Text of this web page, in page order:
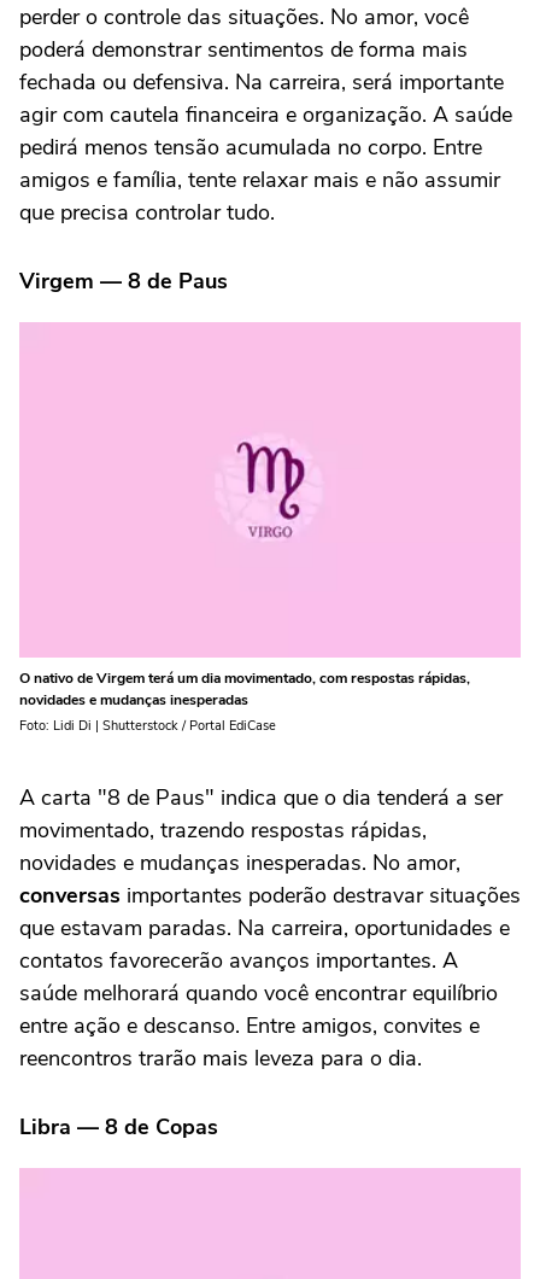
perder o controle das situações. No amor, você
poderá demonstrar sentimentos de forma mais
fechada ou defensiva. Na carreira, será importante
agir com cautela financeira e organização. A saúde
pedirá menos tensão acumulada no corpo. Entre
amigos e família, tente relaxar mais e não assumir
que precisa controlar tudo.
Virgem — 8 de Paus
O nativo de Virgem terá um dia movimentado, com respostas rápidas,
novidades e mudanças inesperadas
Foto: Lidi Di | Shutterstock / Portal EdiCase
A carta "8 de Paus" indica que o dia tenderá a ser
movimentado, trazendo respostas rápidas,
novidades e mudanças inesperadas. No amor,
conversas importantes poderão destravar situações
que estavam paradas. Na carreira, oportunidades e
contatos favorecerão avanços importantes. A
saúde melhorará quando você encontrar equilíbrio
entre ação e descanso. Entre amigos, convites e
reencontros trarão mais leveza para o dia.
Libra — 8 de Copas